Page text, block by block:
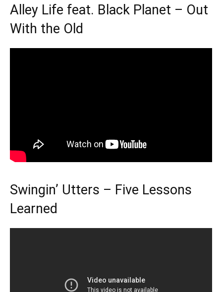
Alley Life feat. Black Planet – Out
With the Old
Swingin’ Utters – Five Lessons
Learned